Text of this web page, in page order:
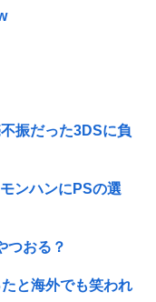
振だった3DSに負
ンハンにPSの選
つおる？
と海外でも笑われ